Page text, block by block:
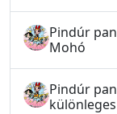
Pindúr
Mohó
Pindúr